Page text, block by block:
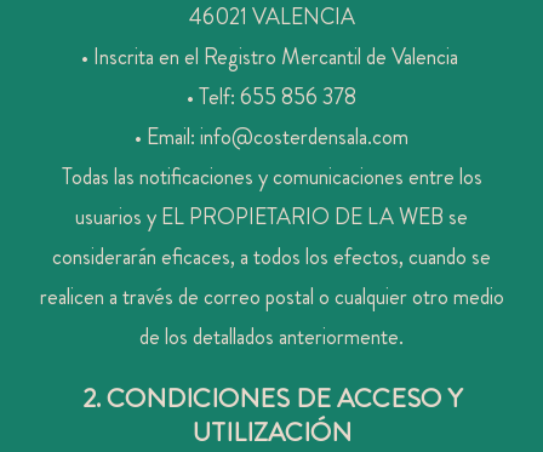
46021 VALENCIA
• Inscrita en el Registro Mercantil de Valencia
• Telf: 655 856 378
• Email: info@costerdensala.com
Todas las notificaciones y comunicaciones entre los
usuarios y EL PROPIETARIO DE LA WEB se
considerarán eficaces, a todos los efectos, cuando se
realicen a través de correo postal o cualquier otro medio
de los detallados anteriormente.
2. CONDICIONES DE ACCESO Y
UTILIZACIÓN